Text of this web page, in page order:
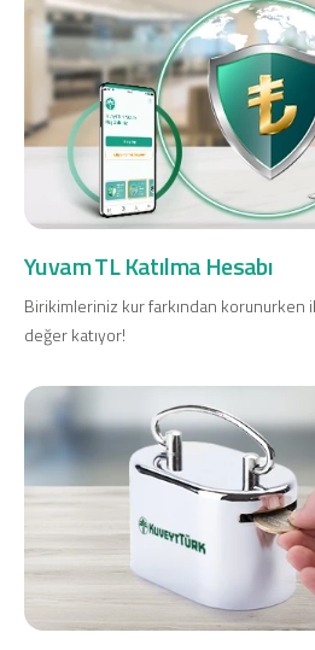
Yuvam TL Katılma Hesabı
Birikimleriniz kur farkından korunurken
değer katıyor!